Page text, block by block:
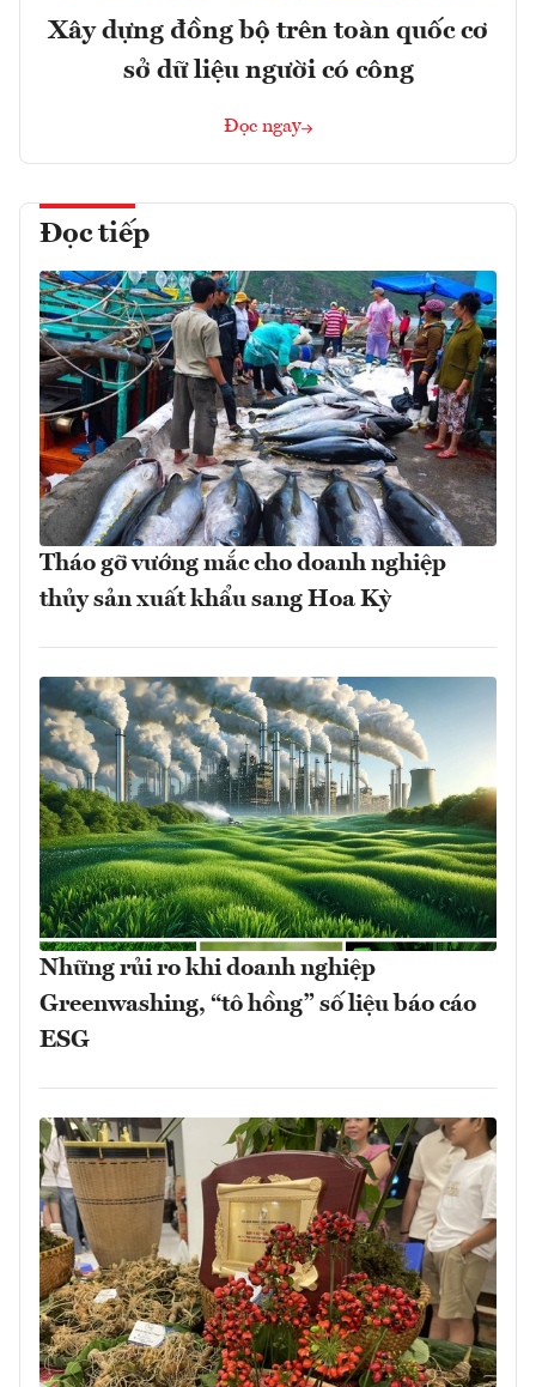
Xây dựng đồng bộ trên toàn quốc cơ
sở dữ liệu người có công
Đọc ngay
Đọc tiếp
Tháo gỡ vướng mắc cho doanh nghiệp
thủy sản xuất khẩu sang Hoa Kỳ
Những rủi ro khi doanh nghiệp
Greenwashing, “tô hồng” số liệu báo cáo
ESG